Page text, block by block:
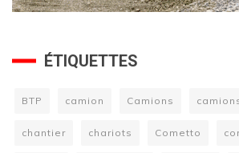
ÉTIQUETTES
BTP camion Camions
chantier chariots Cometto